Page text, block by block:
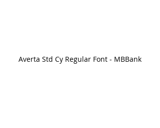
Averta Std Cy Regular Font - MBBank